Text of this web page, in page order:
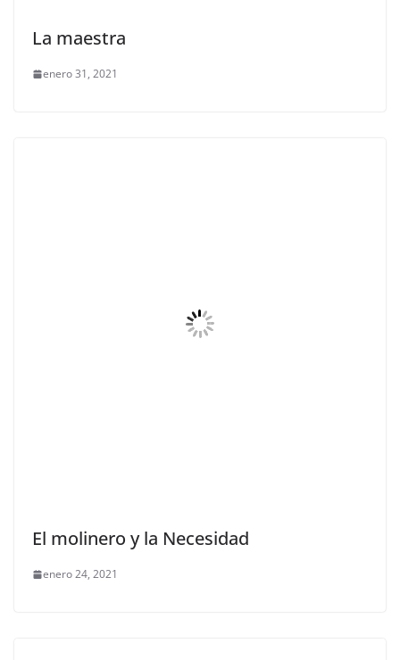
La maestra
enero 31, 2021
El molinero y la Necesidad
enero 24, 2021